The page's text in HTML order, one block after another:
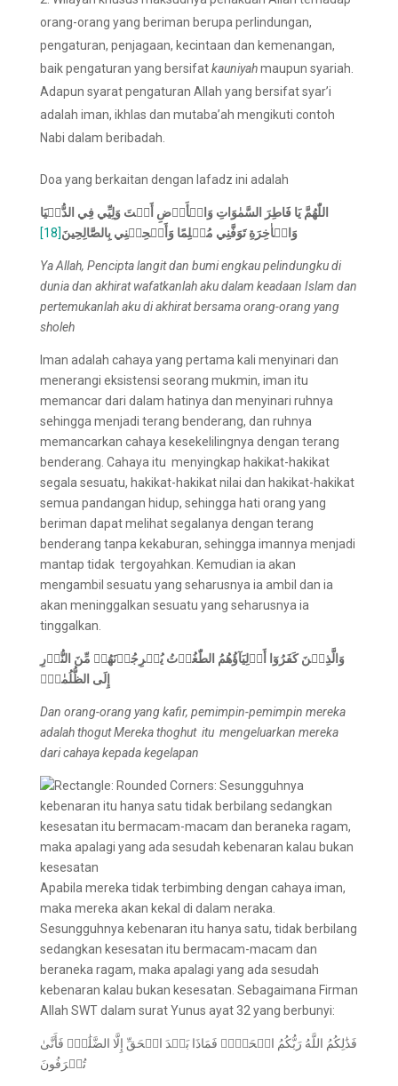
orang-orang yang beriman berupa perlindungan,
pengaturan, penjagaan, kecintaan dan kemenangan,
baik pengaturan yang bersifatkauniyahmaupun syariah.
Adapun syarat pengaturan Allah yang bersifat syar’i
adalah iman, ikhlas dan mutaba’ah mengikuti contoh
Nabi dalam beribadah.
Doa yang berkaitan dengan lafadz ini adalah
اللّٰهُميَا فَاطِرَ السَّمٰوَاتِ وَالۡأَرۡضِ أَنۡتَ وَلِيِّي فِي الدُّنۡيَا
وَالۡاٰخِرَةِ تَوَفَّنِي مُسۡلِمًا وَأَلۡحِقۡنِي بِالصَّالِحِينَ[18]
Ya Allah, Pencipta langit dan bumi engkau pelindungku di
dunia dan akhirat wafatkanlah aku dalam keadaan Islam dan
pertemukanlah aku di akhirat bersama orang-orang yang
sholeh
Iman adalah cahaya yang pertama kali menyinari dan
menerangi eksistensi seorang mukmin, iman itu
memancar dari dalam hatinya dan menyinari ruhnya
sehingga menjadi terang benderang, dan ruhnya
memancarkan cahaya kesekelilingnya dengan terang
benderang. Cahaya itu menyingkap hakikat-hakikat
segala sesuatu, hakikat-hakikat nilai dan hakikat-hakikat
semua pandangan hidup, sehingga hati orang yang
beriman dapat melihat segalanya dengan terang
benderang tanpa kekaburan, sehingga imannya menjadi
mantap tidak tergoyahkan. Kemudian ia akan
mengambil sesuatu yang seharusnya ia ambil dan ia
akan meninggalkan sesuatu yang seharusnya ia
tinggalkan.
وَالَّذِيۡنَ كَفَرُوٓا أَوۡلِيَآؤُهُمُ الطّٰغُوۡتُ يُخۡرِجُوۡنَهُمۡ مِّنَ النُّوۡرِ
إِلَى الظُّلُمٰتِۗ
Dan orang-orang yang kafir, pemimpin-pemimpin mereka
adalah thogutMereka thoghut itu mengeluarkan mereka
dari cahaya kepada kegelapan
Apabila mereka tidak terbimbing dengan cahaya iman,
maka mereka akan kekal di dalam neraka.
Sesungguhnya kebenaran itu hanya satu, tidak berbilang
sedangkan kesesatan itu bermacam-macam dan
beraneka ragam, maka apalagi yang ada sesudah
kebenaran kalau bukan kesesatan. Sebagaimana Firman
Allah SWT dalam surat Yunus ayat 32 yang berbunyi:
فَذَٰلِكُمُ اللَّهُ رَبُّكُمُ الۡحَقُّۖ فَمَاذَا بَعۡدَ الۡحَقِّ إِلَّا الضَّلَٰلُۖ فَأَنَّىٰ
تُصۡرَفُونَ